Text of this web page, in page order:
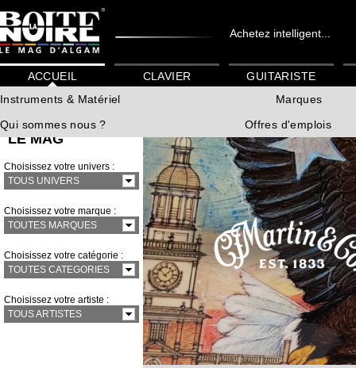
Achetez intelligent...
ACCUEIL
Instruments & Matériel
Marques
Qui sommes nous ?
Offres d'emplois
CLAVIER GUITARISTE
Choisissez votre univers :
TOUS UNIVERS
Choisissez votre marque :
TOUTES MARQUES
Choisissez votre catégorie :
TOUTES CATEGORIES
Choisissez votre artiste :
TOUS ARTISTES
LE MAG